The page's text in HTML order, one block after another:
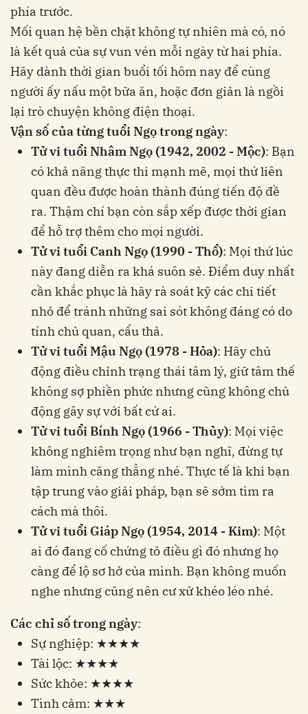
phía trước.
Mối quan hệ bền chặt không tự nhiên mà có, nó
là kết quả của sự vun vén mỗi ngày từ hai phía.
Hãy dành thời gian buổi tối hôm nay để cùng
người ấy nấu một bữa ăn, hoặc đơn giản là ngồi
lại trò chuyện không điện thoại.
Vận số của từng tuổi Ngọ trong ngày:
Tử vi tuổi Nhâm Ngọ (1942, 2002 - Mộc): Bạn
có khả năng thực thi mạnh mẽ, mọi thứ liên
quan đều được hoàn thành đúng tiến độ đề
ra. Thậm chí bạn còn sắp xếp được thời gian
để hỗ trợ thêm cho mọi người.
Tử vi tuổi Canh Ngọ (1990 - Thổ): Mọi thứ lúc
này đang diễn ra khá suôn sẻ. Điểm duy nhất
cần khắc phục là hãy rà soát kỹ các chi tiết
nhỏ để tránh những sai sót không đáng có do
tính chủ quan, cẩu thả.
Tử vi tuổi Mậu Ngọ (1978 - Hỏa): Hãy chủ
động điều chỉnh trạng thái tâm lý, giữ tâm thế
không sợ phiền phức nhưng cũng không chủ
động gây sự với bất cứ ai.
Tử vi tuổi Bính Ngọ (1966 - Thủy): Mọi việc
không nghiêm trọng như bạn nghĩ, đừng tự
làm mình căng thẳng nhé. Thực tế là khi bạn
tập trung vào giải pháp, bạn sẽ sớm tìm ra
cách mà thôi.
Tử vi tuổi Giáp Ngọ (1954, 2014 - Kim): Một
ai đó đang cố chứng tỏ điều gì đó nhưng họ
càng để lộ sơ hở của mình. Bạn không muốn
nghe nhưng cũng nên cư xử khéo léo nhé.
Các chỉ số trong ngày:
Sự nghiệp: ★★★★
Tài lộc: ★★★★
Sức khỏe: ★★★★
Tình cảm: ★★★